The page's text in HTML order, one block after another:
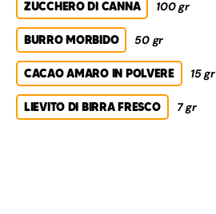
ZUCCHERO DI CANNA 100 gr
BURRO MORBIDO 50 gr
CACAO AMARO IN POLVERE 15 gr
LIEVITO DI BIRRA FRESCO 7 gr